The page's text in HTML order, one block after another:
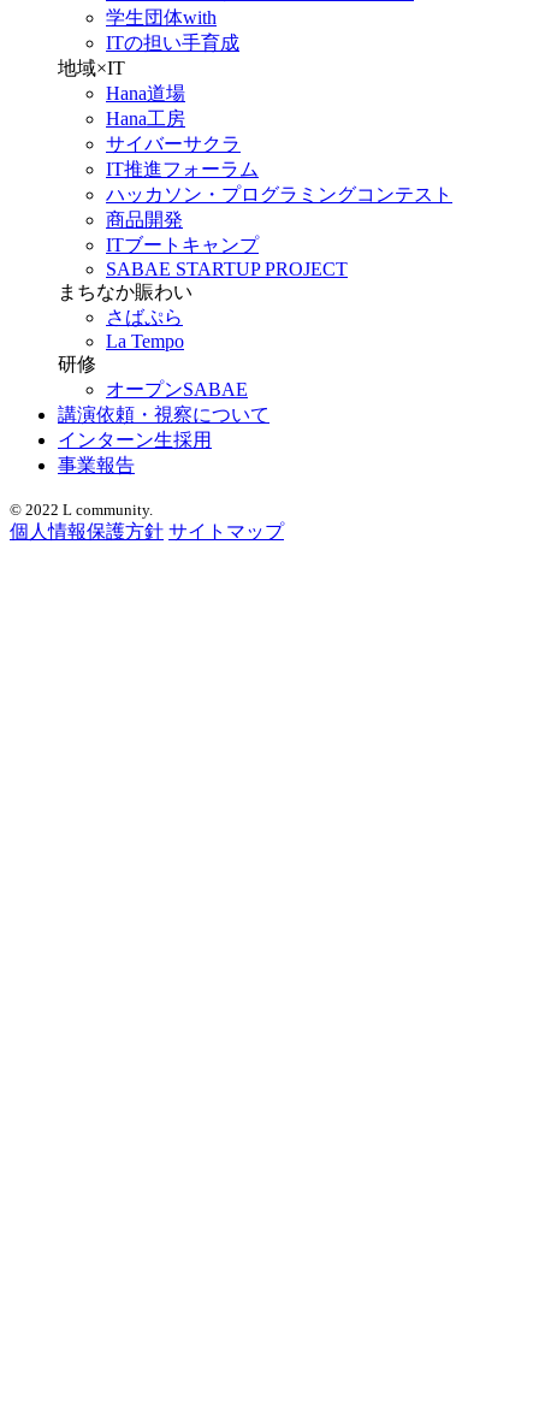
学生団体with
ITの担い手育成
地域×IT
Hana道場
Hana工房
サイバーサクラ
IT推進フォーラム
ハッカソン・プログラミングコンテスト
商品開発
ITブートキャンプ
SABAE STARTUP PROJECT
まちなか賑わい
さばぷら
La Tempo
研修
オープンSABAE
講演依頼・視察について
インターン生採用
事業報告
© 2022 L community.
個人情報保護方針 サイトマップ